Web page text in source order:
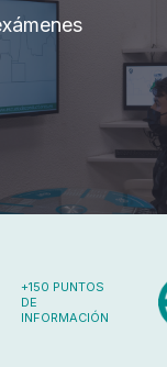
+150 PUNTOS
DE
INFORMACIÓN